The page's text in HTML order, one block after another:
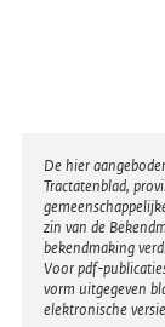
De hier
Tractatenblad,
zin van de
bekendmaking
Voor pdf-
vorm uitgegeven
elektronische